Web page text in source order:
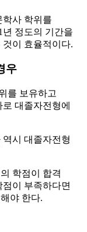
학사 학위를
정도의 기간을
이 효율적이다.
우
를 보유하고
대졸자전형에
시 대졸자전형
학점이 합격
이 부족하다면
야 한다.